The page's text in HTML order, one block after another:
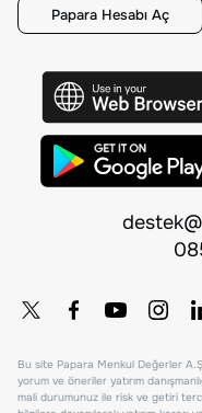
Papara Hesabı Aç
Bu site Papara Menkul Değerler
yorum ve öneriler yatırım
mali durumunuz ile risk ve getiri